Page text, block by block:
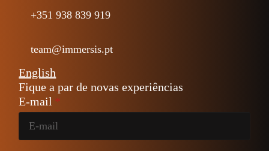
+351 938 839 919
team@immersis.pt
English
Fique a par de novas experiências
E-mail *